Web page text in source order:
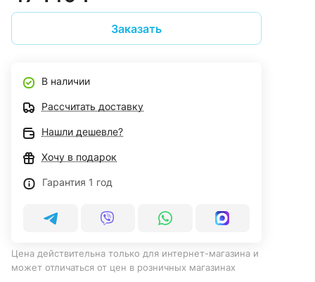
Заказать
В наличии
Рассчитать доставку
Нашли дешевле?
Хочу в подарок
Гарантия 1 год
Цена действительна только для интернет-магазина и
может отличаться от цен в розничных магазинах